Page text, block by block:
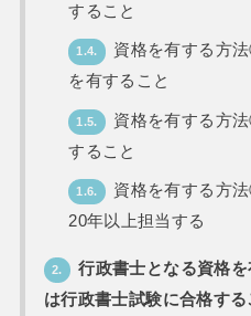
すること
1.4.
資格を有する方
を有すること
1.5.
資格を有する方
すること
1.6.
資格を有する方
20年以上担当する
2.
行政書士となる資格
は行政書士試験に合格する